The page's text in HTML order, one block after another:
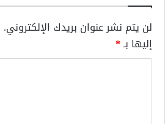
لن يتم نشر عنوان بريدك الإلكتروني.
إليها بـ*